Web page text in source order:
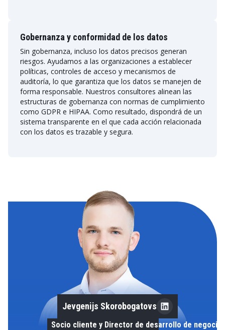
Gobernanza y conformidad de los datos
Sin gobernanza, incluso los datos precisos generan
riesgos. Ayudamos a las organizaciones a establecer
políticas, controles de acceso y mecanismos de
auditoría, lo que garantiza que los datos se manejen de
forma responsable. Nuestros consultores alinean las
estructuras de gobernanza con normas de cumplimiento
como GDPR e HIPAA. Como resultado, dispondrá de un
sistema transparente en el que cada acción relacionada
con los datos es trazable y segura.
Jevgenijs Skorobogatovs
Socio cliente y Director de desarrollo de negocio